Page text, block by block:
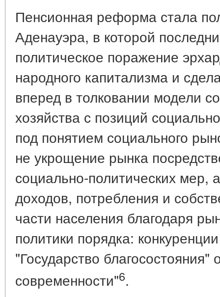
Пенсионная реформа стала
Аденауэра, в которой
политическое поражение
народного капитализма и
вперед в толковании модели
хозяйства с позиций
под понятием социального
не укрощение рынка
социально-политических мер,
доходов, потребления и
части населения благодаря
политики порядка:
"Государство
современности"6.